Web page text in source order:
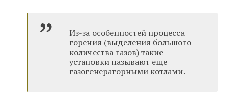
Из-за особенностей процесса
горения (выделения большого
количества газов) такие
установки называют еще
газогенераторными котлами.